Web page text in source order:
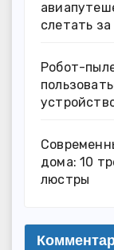
слетать
Робот-
дома: 10
люстры